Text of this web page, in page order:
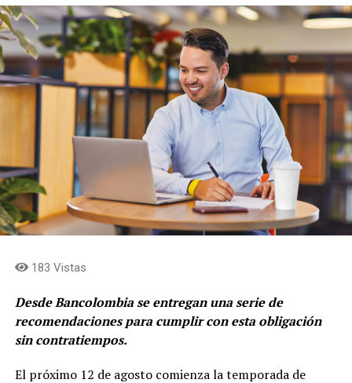
“ACE es una señal clara de confianza en el valor de
Grupo Argos y en la calidad de su portafolio. Después
de una década de simplificación y enfoque, la
compañía está lista para acelerar la captura de valor
para sus accionistas. Estamos concentrados en
fortalecer la rentabilidad de los negocios, en cerrar el
descuento de las acciones frente al valor
fundamental, en acercar los flujos de caja al holding
y en simplificar la estructura para consolidar el rol de
asignación de capital en cabeza de Grupo Argos y
concentrar el rol de gestión de activos y
levantamiento de capital en cabeza de Grupo Argos
Asset Management (Odinsa)»afirma, Juan Esteban
183 Vistas
Desde Bancolombia se entregan una serie de
recomendaciones para cumplir con esta obligación
sin contratiempos.
El próximo 12 de agosto comienza la temporada de